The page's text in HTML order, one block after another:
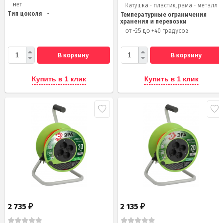
нет
Тип цоколя
-
В корзину
Купить в 1 клик
Катушка - пластик, рама - металл
Температурные ограничения
хранения и перевозки
от -25 до +40 градусов
В корзину
Купить в 1 клик
2 735 ₽ 2 135₽